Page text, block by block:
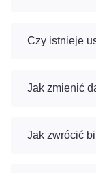
Czy istnieje
Jak zmienić
Jak zwrócić